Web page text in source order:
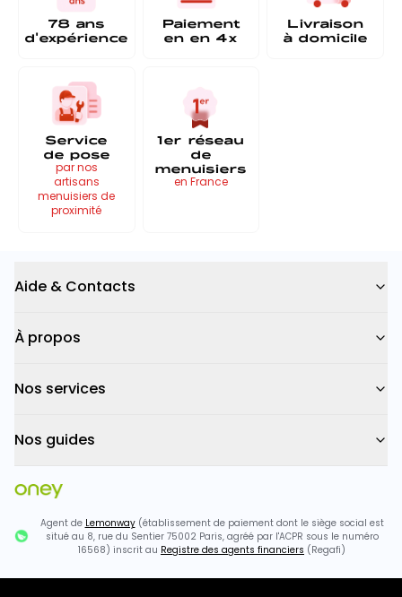
78 ans
d'expérience
Paiement
en en 4x
Livraison
à domicile
Service
de pose
par nos
artisans
menuisiers de
proximité
1er réseau
de
menuisiers
en France
Aide & Contacts
À propos
Nos services
Nos guides
Agent de Lemonway(établissement de paiement dont le siège social est
situé au 8, rue du Sentier 75002 Paris, agréé par l'ACPR sous le numéro
16568) inscrit au Registre des agents financiers (Regafi)